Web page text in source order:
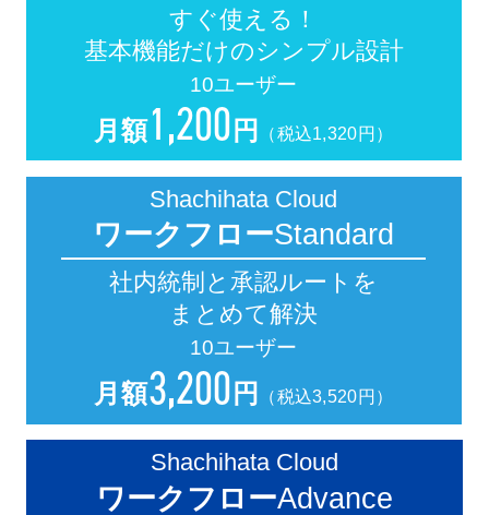
すぐ使える！
基本機能だけのシンプル設計
10ユーザー
月額1,200 円 （税込1,320円）
Shachihata Cloud
ワークフローStandard
社内統制と承認ルートを
まとめて解決
10ユーザー
月額3,200 円 （税込3,520円）
Shachihata Cloud
ワークフローAdvance